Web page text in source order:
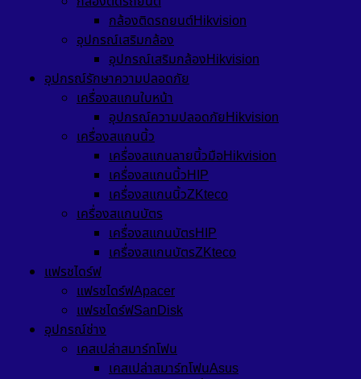
กล้องติดรถยนต์Hikvision
อุปกรณ์เสริมกล้อง
อุปกรณ์เสริมกล้องHikvision
อุปกรณ์รักษาความปลอดภัย
เครื่องสแกนใบหน้า
อุปกรณ์ความปลอดภัยHikvision
เครื่องสแกนนิ้ว
เครื่องสแกนลายนิ้วมือHikvision
เครื่องสแกนนิ้วHIP
เครื่องสแกนนิ้วZKteco
เครื่องสแกนบัตร
เครื่องสแกนบัตรHIP
เครื่องสแกนบัตรZKteco
แฟรชไดร์ฟ
แฟรชไดร์ฟApacer
แฟรชไดร์ฟSanDisk
อุปกรณ์ช่าง
เคสเปล่าสมาร์ทโฟน
เคสเปล่าสมาร์ทโฟนAsus